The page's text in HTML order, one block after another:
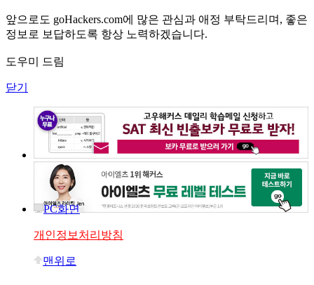
앞으로도 goHackers.com에 많은 관심과 애정 부탁드리며, 좋은
정보로 보답하도록 항상 노력하겠습니다.
도우미 드림
닫기
PC화면
개인정보처리방침
맨위로